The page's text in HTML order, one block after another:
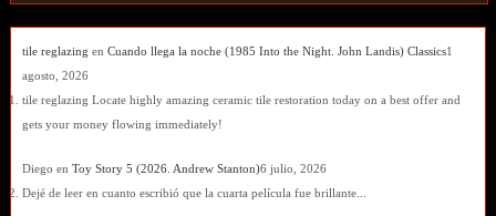
tile reglazing en Cuando llega la noche (1985 Into the Night. John Landis) Classics1
agosto, 2026
tile reglazing Locate highly amazing ceramic tile restoration today on a best offer and
gets your money flowing immediately!
Diego en Toy Story 5 (2026. Andrew Stanton)6 julio, 2026
Dejé de leer en cuanto escribió que la cuarta película fue brillante...